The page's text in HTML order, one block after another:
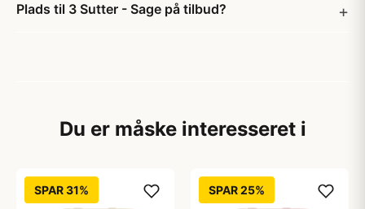
Plads til 3 Sutter - Sage på tilbud?
Du er måske interesseret i
SPAR 31% SPAR 25%